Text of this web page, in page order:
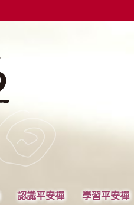
認識平安禪 學習平安禪